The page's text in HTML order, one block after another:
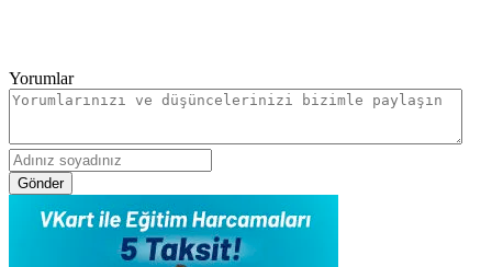
Yorumlar
Gönder